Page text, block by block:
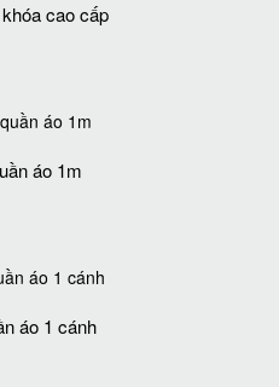
cao cấp
áo 1m
áo 1 cánh